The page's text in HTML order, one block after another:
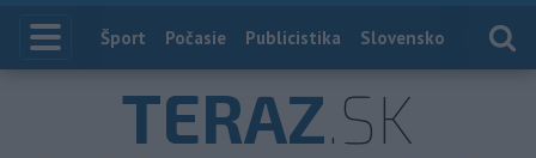
Index
Šport Počasie Publicistika Slovensko
TERAZ.SK